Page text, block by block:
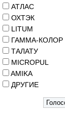
АТЛАС
ОХТЭК
LITUM
ГАММА-КОЛОР
ТАЛАТУ
MICROPUL
AMIKA
ДРУГИЕ